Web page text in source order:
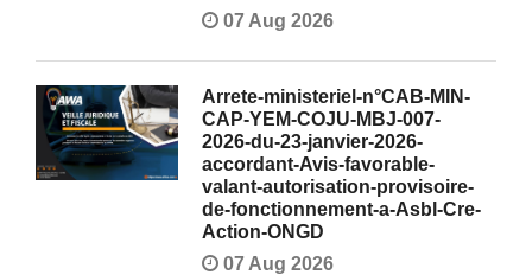
07 Aug 2026
Arrete-ministeriel-n°CAB-MIN-
CAP-YEM-COJU-MBJ-007-
2026-du-23-janvier-2026-
accordant-Avis-favorable-
valant-autorisation-provisoire-
de-fonctionnement-a-Asbl-Cre-
Action-ONGD
07 Aug 2026